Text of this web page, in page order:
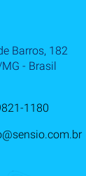
Barros, 182
- Brasil
1180